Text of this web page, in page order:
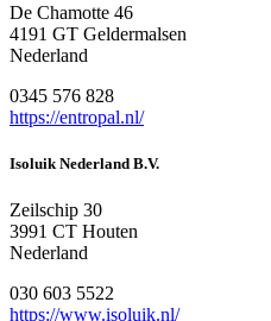
De Chamotte 46
4191 GT Geldermalsen
Nederland
0345 576 828
https://entropal.nl/
Isoluik Nederland B.V.
Zeilschip 30
3991 CT Houten
Nederland
030 603 5522
https://www.isoluik.nl/